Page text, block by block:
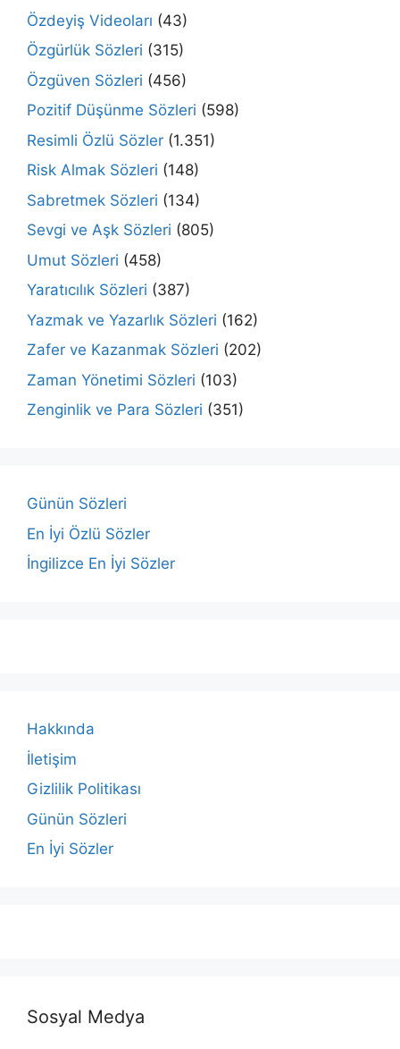
Özdeyiş Videoları (43)
Özgürlük Sözleri (315)
Özgüven Sözleri (456)
Pozitif Düşünme Sözleri (598)
Resimli Özlü Sözler (1.351)
Risk Almak Sözleri (148)
Sabretmek Sözleri (134)
Sevgi ve Aşk Sözleri (805)
Umut Sözleri (458)
Yaratıcılık Sözleri (387)
Yazmak ve Yazarlık Sözleri (162)
Zafer ve Kazanmak Sözleri (202)
Zaman Yönetimi Sözleri (103)
Zenginlik ve Para Sözleri (351)
Günün Sözleri
En İyi Özlü Sözler
İngilizce En İyi Sözler
Hakkında
İletişim
Gizlilik Politikası
Günün Sözleri
En İyi Sözler
Sosyal Medya